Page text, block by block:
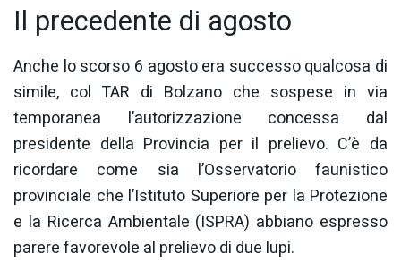
Il precedente di agosto
Anche lo scorso 6 agosto era successo qualcosa di
simile, col TAR di Bolzano che sospese in via
temporanea l’autorizzazione concessa dal
presidente della Provincia per il prelievo. C’è da
ricordare come sia l’Osservatorio faunistico
provinciale che l’Istituto Superiore per la Protezione
e la Ricerca Ambientale (ISPRA) abbiano espresso
parere favorevole al prelievo di due lupi.